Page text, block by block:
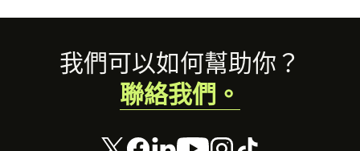
Footer我們可以如何幫助你？
聯絡我們。